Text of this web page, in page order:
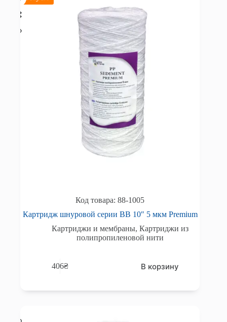
88-1005
Картридж шнуровой серии BB 10″ 5 мкм Premium
Картриджи и мембраны,Картриджи из
полипропиленовой нити
406₴ В корзину